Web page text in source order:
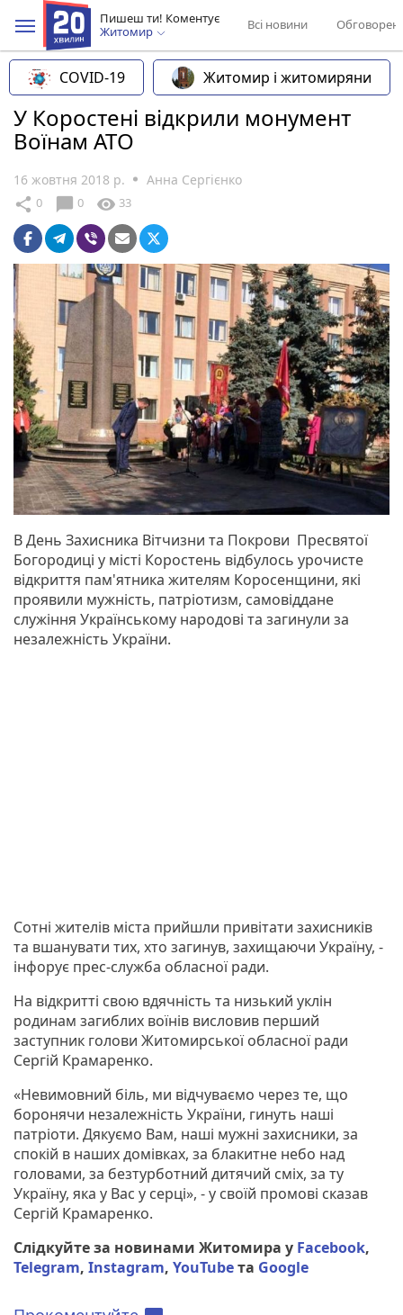
Пишеш ти! Коментує
Житомир
Всі новини
COVID-19 Житомир і житомиряни
У Коростені відкрили монумент
Воїнам АТО
16 жовтня 2018 р. Анна Сергієнко
share 0 chat_bubble 0 visibility 33
В День Захисника Вітчизни та Покрови Пресвятої
Богородиці у місті Коростень відбулось урочисте
відкриття пам'ятника жителям Коросенщини, які
проявили мужність, патріотизм, самовіддане
служіння Українському народові та загинули за
незалежність України.
Сотні жителів міста прийшли привітати захисників
та вшанувати тих, хто загинув, захищаючи Україну, -
інфорує прес-служба обласної ради.
На відкритті свою вдячність та низький уклін
родинам загиблих воїнів висловив перший
заступник голови Житомирської обласної ради
Сергій Крамаренко.
«Невимовний біль, ми відчуваємо через те, що
боронячи незалежність України, гинуть наші
патріоти. Дякуємо Вам, наші мужні захисники, за
спокій в наших домівках, за блакитне небо над
головами, за безтурботний дитячий сміх, за ту
Україну, яка у Вас у серці», - у своїй промові сказав
Сергій Крамаренко.
Слідкуйте за новинами Житомира у Facebook,
Telegram, Instagram, YouTubeта Google